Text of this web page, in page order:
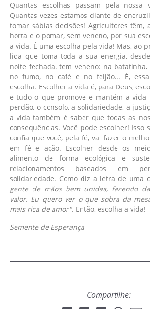
Quantas escolhas passam pela nossa
Quantas vezes estamos diante de
tomar sábias decisões! Agricultores têm,
horta e o pomar, sem veneno, por sua
a vida. É uma escolha pela vida! Mas, ao
lida que toma toda a sua energia,
noite fechada, tem veneno: na
no fumo, no café e no feijão... É,
escolha. Escolher a vida é, para Deus,
e tudo o que promove e mantém a vida
perdão, o consolo, a solidariedade, a
a vida também é saber que todas as
consequências. Você pode escolher! Isso
confia que você, pela fé, vai fazer o
em fé e ação. Escolher desde os
alimento de forma ecológica e
relacionamentos baseados em
solidariedade. Como diz a letra de uma
gente de mãos bem unidas, fazendo
valor. Eu quero ver o que sobra da
mais rica de amor". Então, escolha a vida!
Semente de Esperança
Compartilhe: